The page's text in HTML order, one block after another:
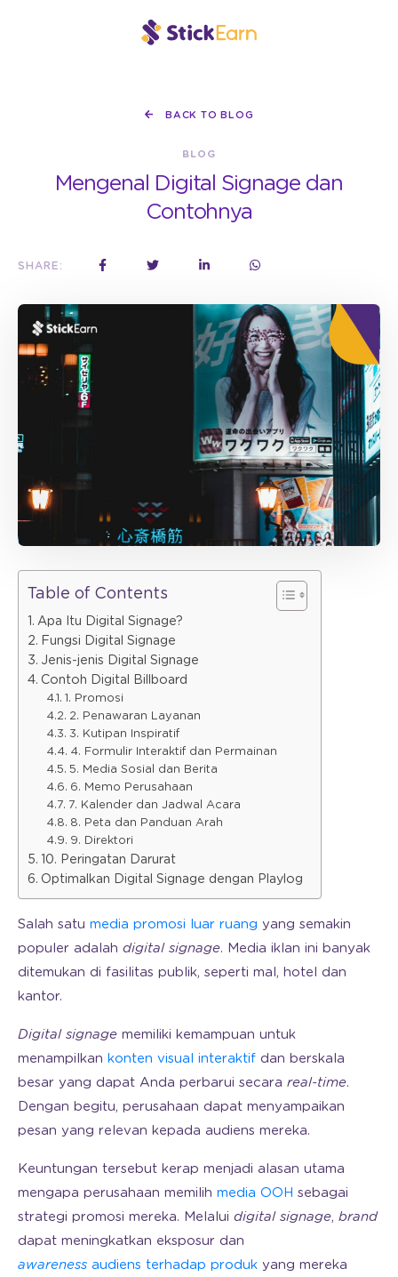
BACK TO BLOG
BLOG
Mengenal Digital Signage dan
Contohnya
SHARE:
Table of Contents
Apa Itu Digital Signage?
Fungsi Digital Signage
Jenis-jenis Digital Signage
Contoh Digital Billboard
1. Promosi
2. Penawaran Layanan
3. Kutipan Inspiratif
4. Formulir Interaktif dan Permainan
5. Media Sosial dan Berita
6. Memo Perusahaan
7. Kalender dan Jadwal Acara
8. Peta dan Panduan Arah
9. Direktori
10. Peringatan Darurat
Optimalkan Digital Signage dengan Playlog
Salah satu media promosi luar ruang yang semakin
populer adalah digital signage. Media iklan ini banyak
ditemukan di fasilitas publik, seperti mal, hotel dan
kantor.
Digital signage memiliki kemampuan untuk
menampilkan konten visual interaktif dan berskala
besar yang dapat Anda perbarui secara real-time.
Dengan begitu, perusahaan dapat menyampaikan
pesan yang relevan kepada audiens mereka.
Keuntungan tersebut kerap menjadi alasan utama
mengapa perusahaan memilih media OOH sebagai
strategi promosi mereka. Melalui digital signage, brand
dapat meningkatkan eksposur dan
awareness audiens terhadap produk yang mereka